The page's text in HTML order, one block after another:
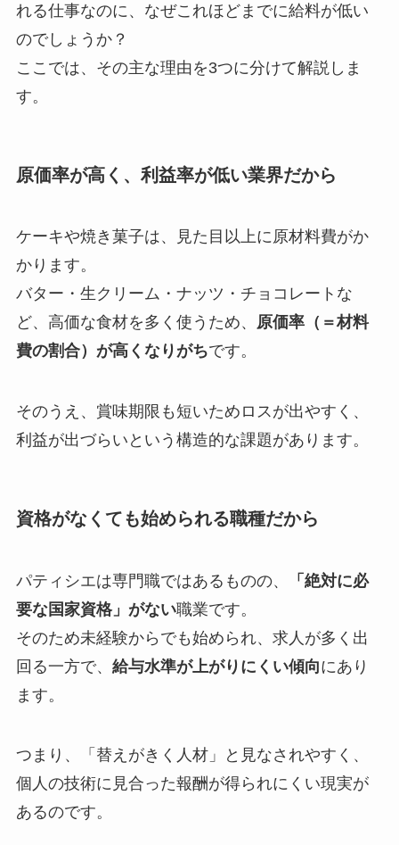
れる仕事なのに、なぜこれほどまでに給料が低い
のでしょうか？
ここでは、その主な理由を3つに分けて解説しま
す。
原価率が高く、利益率が低い業界だから
ケーキや焼き菓子は、見た目以上に原材料費がか
かります。
バター・生クリーム・ナッツ・チョコレートな
ど、高価な食材を多く使うため、 原価率（＝材料
費の割合）が高くなりがちです。
そのうえ、賞味期限も短いためロスが出やすく、
利益が出づらいという構造的な課題があります。
資格がなくても始められる職種だから
パティシエは専門職ではあるものの、
「絶対に必
要な国家資格」がない職業です。
そのため未経験からでも始められ、求人が多く出
回る一方で、 給与水準が上がりにくい傾向にあり
ます。
つまり、「替えがきく人材」と見なされやすく、
個人の技術に見合った報酬が得られにくい現実が
あるのです。